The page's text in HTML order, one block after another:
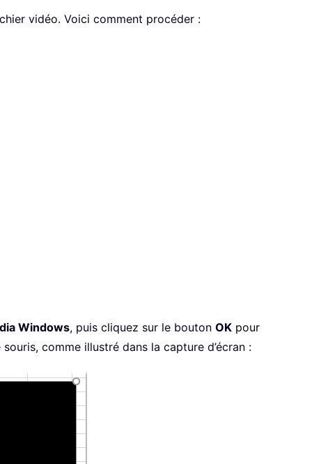
vidéo. Voici comment procéder :
Windows, puis cliquez sur le bouton OK pour
comme illustré dans la capture d’écran :